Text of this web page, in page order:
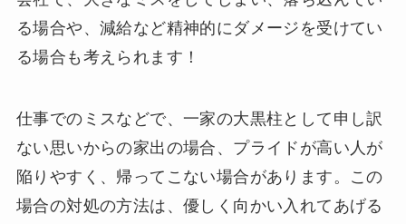
る場合や、減給など精神的にダメージを受けてい
る場合も考えられます！
仕事でのミスなどで、一家の大黒柱として申し訳
ない思いからの家出の場合、プライドが高い人が
陥りやすく、帰ってこない場合があります。この
場合の対処の方法は、優しく向かい入れてあげる